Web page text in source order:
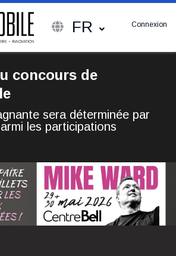
FR Connexion
concours de
sera déterminée par
les participations